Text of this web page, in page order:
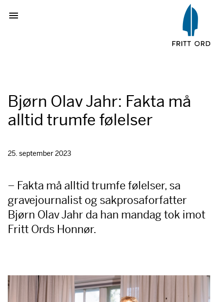
Bjørn Olav Jahr: Fakta må
alltid trumfe følelser
25. september 2023
– Fakta må alltid trumfe følelser, sa
gravejournalist og sakprosaforfatter
Bjørn Olav Jahr da han mandag tok imot
Fritt Ords Honnør.